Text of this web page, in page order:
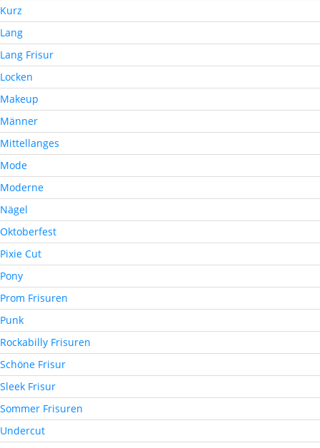
Kurz
Lang
Lang Frisur
Locken
Makeup
Männer
Mittellanges
Mode
Moderne
Nägel
Oktoberfest
Pixie Cut
Pony
Prom Frisuren
Punk
Rockabilly Frisuren
Schöne Frisur
Sleek Frisur
Sommer Frisuren
Undercut